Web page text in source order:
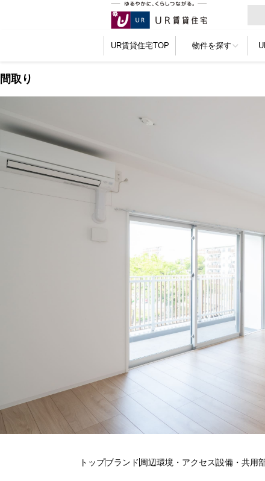
UR賃貸住宅TOP 物件を探す
間取り
トップブランド 周辺環境・アクセス設備・共用